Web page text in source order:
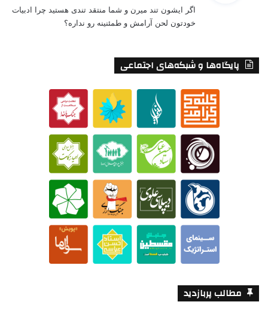
:
اگر ایشون تند میرن و شما منتقد تندی هستید چرا ادبیات
خودتون لحن آرامش و طمئنینه رو نداره؟
پایگاه‌ها و شبکه‌های اجتماعی
مطالب پربازدید